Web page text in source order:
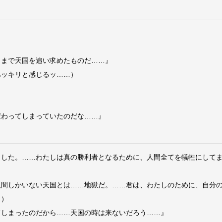
で天国を追い求めたものだ……』
キリと感じるッ……）
ってしまっていたのだな……』
た。……わたしは真の勝利者となるために、人間全てを犠牲にし
しかいない天国とは……地獄だ。……君は、わたしのために、自分
しまったのだから……天国の時は来ないだろう……』